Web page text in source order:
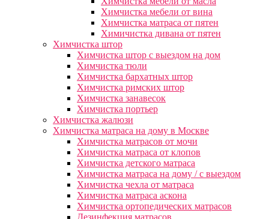
Химчистка мебели от вина
Химчистка матраса от пятен
Химичистка дивана от пятен
Химчистка штор
Химчистка штор с выездом на дом
Химчистка тюли
Химчистка бархатных штор
Химчистка римских штор
Химчистка занавесок
Химчистка портьер
Химчистка жалюзи
Химчистка матраса на дому в Москве
Химчистка матрасов от мочи
Химчистка матраса от клопов
Химчистка детского матраса
Химчистка матраса на дому / с выездом
Химчистка чехла от матраса
Химчистка матраса аскона
Химчистка ортопедических матрасов
Дезинфекция матрасов